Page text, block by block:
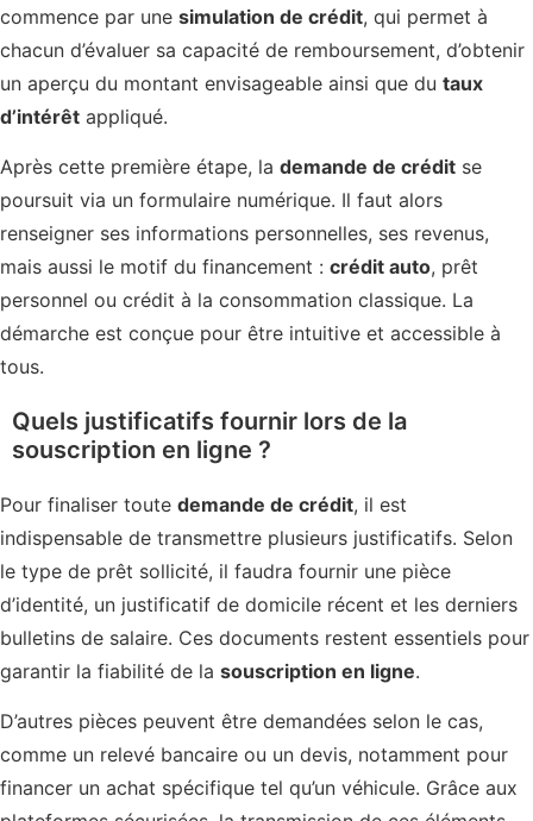
commence par une simulation de crédit, qui permet à
chacun d’évaluer sa capacité de remboursement, d’obtenir
un aperçu du montant envisageable ainsi que du taux
d’intérêt appliqué.
Après cette première étape, la demande de crédit se
poursuit via un formulaire numérique. Il faut alors
renseigner ses informations personnelles, ses revenus,
mais aussi le motif du financement : crédit auto, prêt
personnel ou crédit à la consommation classique. La
démarche est conçue pour être intuitive et accessible à
tous.
Quels justificatifs fournir lors de la
souscription en ligne ?
Pour finaliser toute demande de crédit, il est
indispensable de transmettre plusieurs justificatifs. Selon
le type de prêt sollicité, il faudra fournir une pièce
d’identité, un justificatif de domicile récent et les derniers
bulletins de salaire. Ces documents restent essentiels pour
garantir la fiabilité de la souscription en ligne.
D’autres pièces peuvent être demandées selon le cas,
comme un relevé bancaire ou un devis, notamment pour
financer un achat spécifique tel qu’un véhicule. Grâce aux